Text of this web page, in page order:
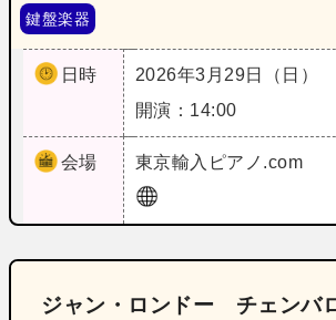
鍵盤楽器
日時
2026年3月29日（日）
開演：14:00
会場 東京輸入ピアノ.com
ジャン・ロンドー チェンバ